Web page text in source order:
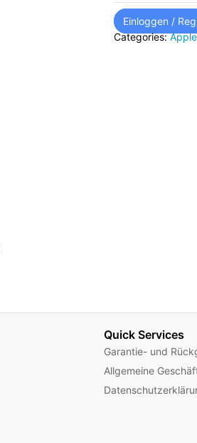
Einloggen /
Categories:
Quick Services
Garantie- und
Allgemeine